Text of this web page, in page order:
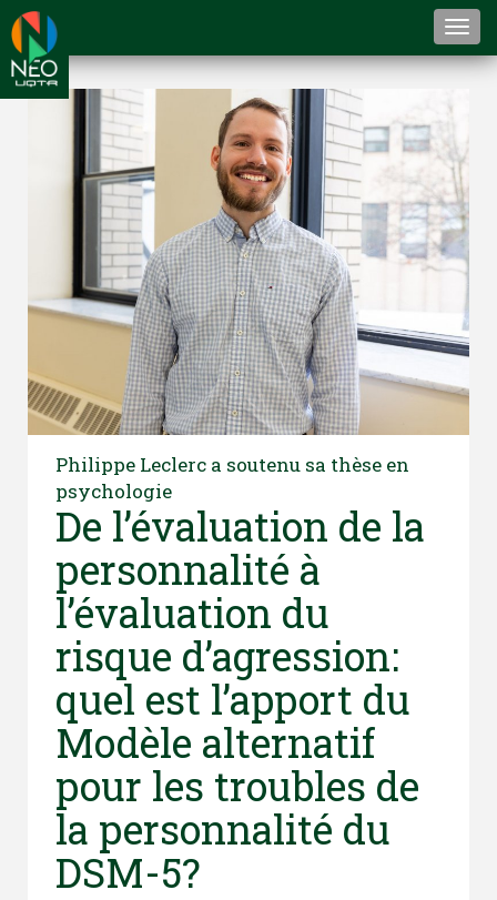
Philippe Leclerc a soutenu sa thèse en
psychologie
De l’évaluation de la
personnalité à
l’évaluation du
risque d’agression:
quel est l’apport du
Modèle alternatif
pour les troubles de
la personnalité du
DSM-5?